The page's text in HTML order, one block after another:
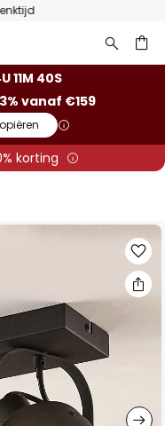
11M 40S
vanaf €159
korting